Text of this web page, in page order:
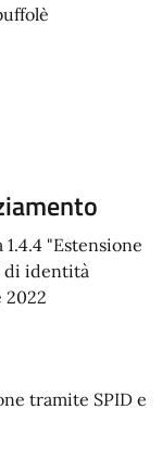
"Estensione
di identità
2022
tramite SPID e